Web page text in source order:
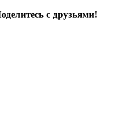
с друзьями!